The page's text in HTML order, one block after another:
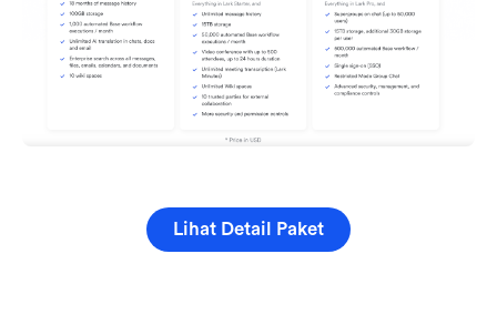
Lihat Detail Paket